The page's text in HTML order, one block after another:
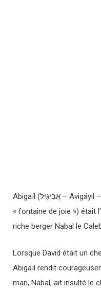
Abigaïl (אֲבִיגָיִל – Avigáyil – « [la] joie de son père » ou
« fontaine de joie ») était
riche berger Nabal le
Lorsque David était un
Abigaïl rendit
mari, Nabal, ait insulté le